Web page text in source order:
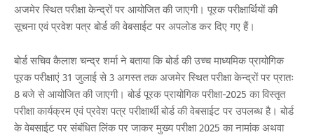
अजमेर स्थित परीक्षा केन्द्रों पर आयोजित की जाएगी। पूरक परीक्षार्थियों की
सूचना एवं प्रवेश पत्र बोर्ड की वेबसाईट पर अपलोड कर दिए गए हैं।
बोर्ड सचिव कैलाश चन्द्र शर्मा ने बताया कि बोर्ड की उच्च माध्यमिक प्रायोगिक
पूरक परीक्षाएं 31 जुलाई से 3 अगस्त तक अजमेर स्थित परीक्षा केन्द्रों पर प्रातः
8 बजे से आयोजित की जाएगी। बोर्ड पूरक प्रायोगिक परीक्षा-2025 का विस्तृत
परीक्षा कार्यक्रम एवं प्रवेश पत्र परीक्षार्थी बोर्ड की वेबसाईट पर उपलब्ध है। बोर्ड
के वेबसाईट पर संबंधित लिंक पर जाकर मुख्य परीक्षा 2025 का नामांक अथवा